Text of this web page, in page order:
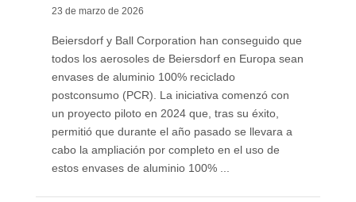
23 de marzo de 2026
Beiersdorf y Ball Corporation han conseguido que
todos los aerosoles de Beiersdorf en Europa sean
envases de aluminio 100% reciclado
postconsumo (PCR). La iniciativa comenzó con
un proyecto piloto en 2024 que, tras su éxito,
permitió que durante el año pasado se llevara a
cabo la ampliación por completo en el uso de
estos envases de aluminio 100% ...